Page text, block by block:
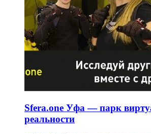
Sfera.one Уфа — парк
реальности